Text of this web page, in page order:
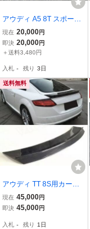
アウディ A5 8T スポーツ
バック リアスポイラー ウ
イング カーボンファイバ
ー
現在 20,000円
即決 20,000円
＋送料3,480円
入札 - 残り 3日
送料無料
アウディ TT 8S用カーボ
ンファイバーリアスポイ
ラー
現在 45,000円
即決 45,000円
入札 - 残り 1日